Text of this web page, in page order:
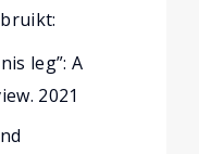
leg”: A
2021